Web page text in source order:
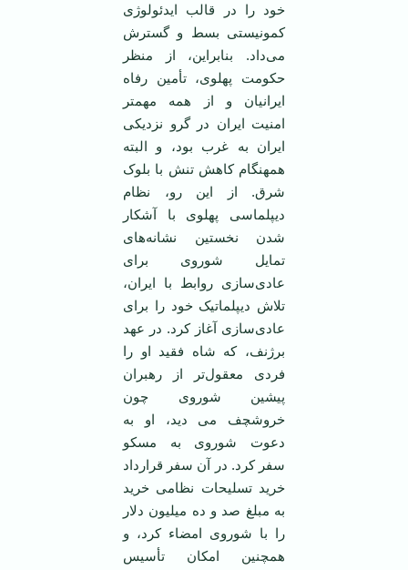
خود را در قالب ایدئولوژی
کمونیستی بسط و گسترش
می‌داد. بنابراین، از منظر
حکومت پهلوی، تأمین رفاه
ایرانیان و از همه مهمتر
امنیت ایران در گرو نزدیکی
ایران به غرب بود، و البته
همهنگام کاهش تنش با بلوک
شرق. از این رو، نظام
دیپلماسی پهلوی با آشکار
شدن نخستین نشانه‌های
تمایل شوروی برای
عادی‌سازی روابط با ایران،
تلاش دیپلماتیک خود را برای
عادی‌سازی آغاز کرد. در عهد
برژنف، که شاه فقید او را
فردی معقول‌تر از رهبران
پیشین شوروی چون
خروشچف می دید، او به
دعوت شوروی به مسکو
سفر کرد. در آن سفر قرارداد
خرید تسلیحات نظامی خرید
به مبلغ صد و ده میلیون دلار
را با شوروی امضاء کرد، و
همچنین امکان تأسیس